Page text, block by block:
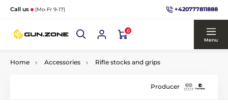
Call us (Mo-Fr 9-17) +420777811888
0
Menu
Home Accessories Rifle stocks and grips
Producer